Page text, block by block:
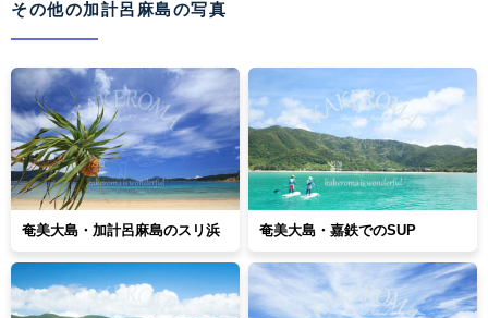
その他の加計呂麻島の写真
奄美大島・加計呂麻島のスリ浜 奄美大島・嘉鉄でのSUP